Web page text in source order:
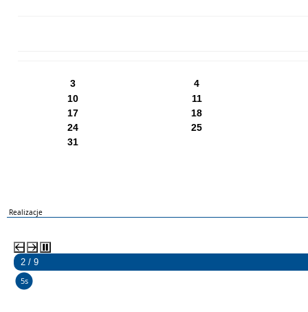
3
4
10
11
17
18
24
25
31
Realizacje
2 / 9
5s